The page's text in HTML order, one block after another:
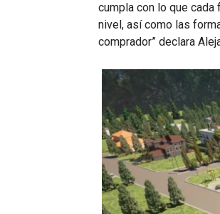
cumpla con lo que
nivel, así como las
comprador” declara